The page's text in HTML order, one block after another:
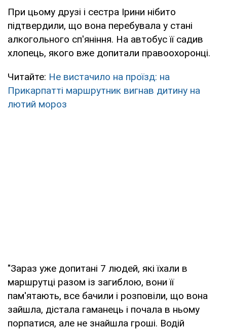
При цьому друзі і сестра Ірини нібито
підтвердили, що вона перебувала у стані
алкогольного сп'яніння. На автобус її садив
хлопець, якого вже допитали правоохоронці.
Читайте: Не вистачило на проїзд: на
Прикарпатті маршрутник вигнав дитину на
лютий мороз
"Зараз уже допитані 7 людей, які їхали в
маршрутці разом із загиблою, вони її
пам'ятають, все бачили і розповіли, що вона
зайшла, дістала гаманець і почала в ньому
порпатися, але не знайшла гроші. Водій